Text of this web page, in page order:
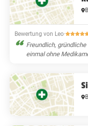
Bewertung von Leo·
Freundlich,
einmal ohne